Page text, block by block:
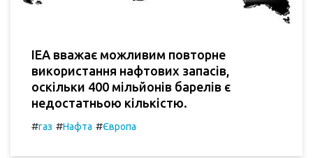
IEA вважає можливим повторне
використання нафтових запасів,
оскільки 400 мільйонів барелів є
недостатньою кількістю.
#газ #Нафта #Європа